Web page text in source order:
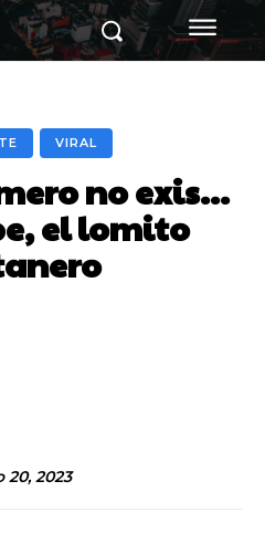
VIRAL
no exis…
el lomito
20, 2023